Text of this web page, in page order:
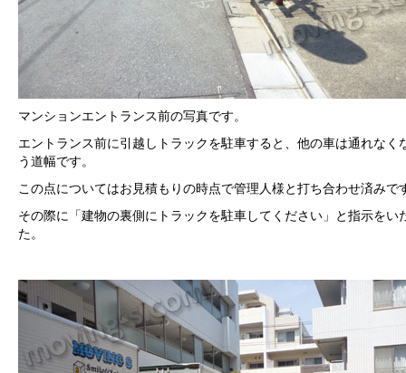
マンションエントランス前の写真です。
エントランス前に引越しトラックを駐車すると、他の車は通れなく
う道幅です。
この点についてはお見積もりの時点で管理人様と打ち合わせ済みで
その際に「建物の裏側にトラックを駐車してください」と指示をい
た。